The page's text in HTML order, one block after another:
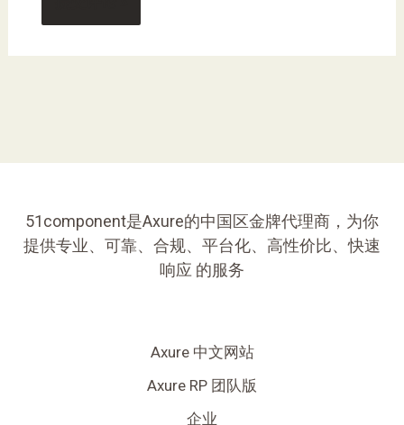
51component是Axure的中国区金牌代理商，为你
提供专业、可靠、合规、平台化、高性价比、快速
响应 的服务
Axure 中文网站
Axure RP 团队版
企业